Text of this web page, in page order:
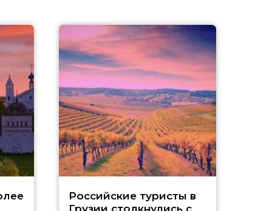
Российские туристы в
Грузии столкнулись с